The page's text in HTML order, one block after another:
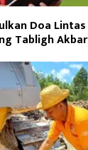
Doa
Tabligh Akbar